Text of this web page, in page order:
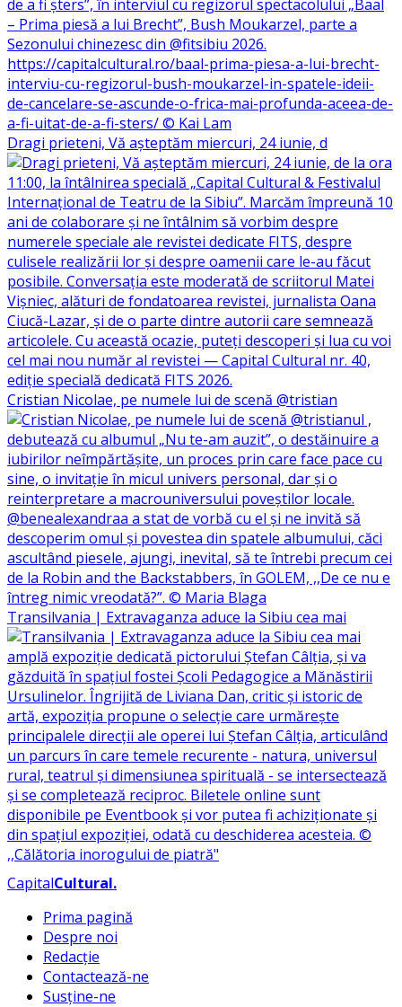
Dragi prieteni, Vă așteptăm miercuri, 24 iunie, d
Cristian Nicolae, pe numele lui de scenă @tristian
Transilvania | Extravaganza aduce la Sibiu cea mai
CapitalCultural.
Prima pagină
Despre noi
Redacție
Contactează-ne
Susține-ne